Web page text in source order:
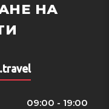
НА
09:00 - 19:00